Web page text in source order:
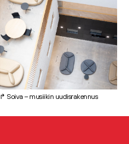
↱ Soiva – musiikin uudisrakennus